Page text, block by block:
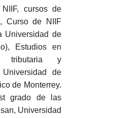
cursos de
Curso de NIIF
Universidad de
Estudios en
tributaria y
de
de Monterrey.
grado de las
Universidad